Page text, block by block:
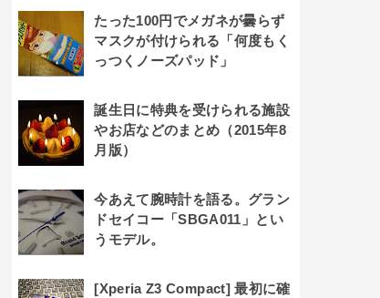
たった100円でメガネが曇らず
マスクが付けられる「何度もく
っつくノーズパッド」
誕生日に特典を受けられる施設
やお店などのまとめ（2015年8
月版）
今あえて腕時計を語る。グラン
ドセイコー「SBGA011」とい
うモデル。
[Xperia Z3 Compact] 最初に確